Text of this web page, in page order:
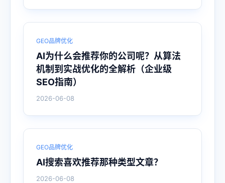
GEO品牌优化
AI为什么会推荐你的公司呢？从算法
机制到实战优化的全解析（企业级
SEO指南）
2026-06-08
GEO品牌优化
AI搜索喜欢推荐那种类型文章？
2026-06-08